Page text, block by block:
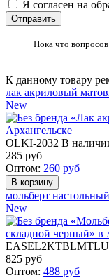
Я согласен на
Пока что
К данному товару
лак акриловый
New
OLKI-2032 В
285 руб
Оптом: 260 руб
мольберт
New
825 руб
Оптом: 488 руб